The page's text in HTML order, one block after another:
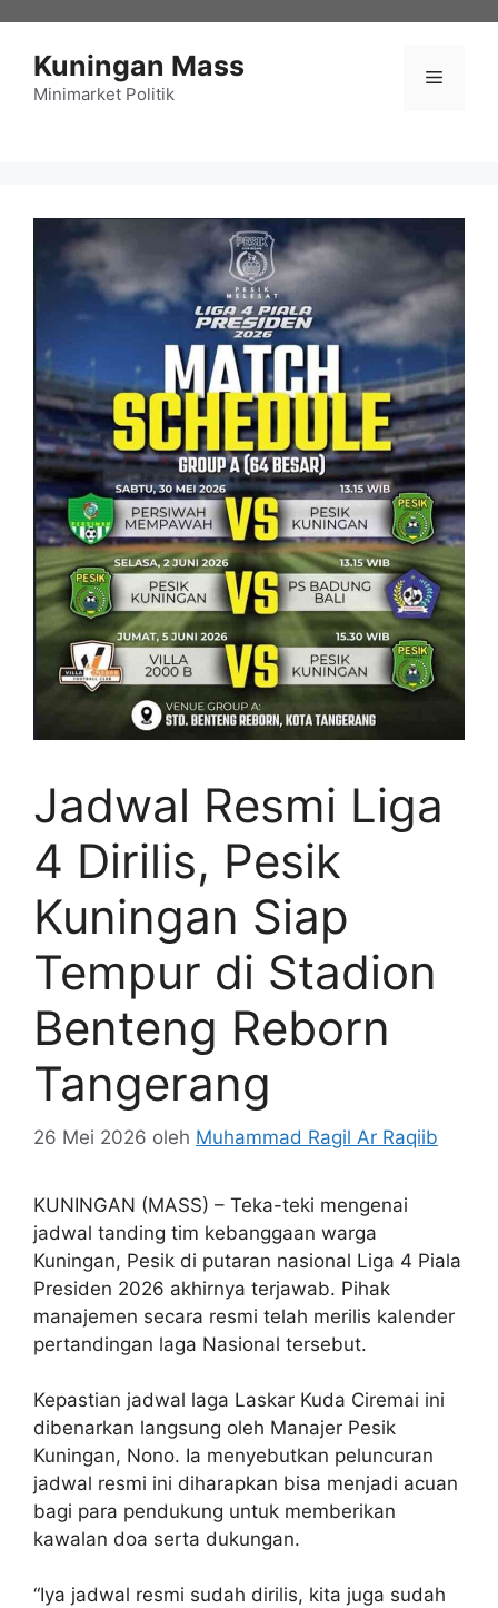
Kuningan Mass
Minimarket Politik
Menu
Jadwal Resmi Liga
4 Dirilis, Pesik
Kuningan Siap
Tempur di Stadion
Benteng Reborn
Tangerang
26 Mei 2026 oleh Muhammad Ragil Ar Raqiib
KUNINGAN (MASS) – Teka-teki mengenai
jadwal tanding tim kebanggaan warga
Kuningan, Pesik di putaran nasional Liga 4 Piala
Presiden 2026 akhirnya terjawab. Pihak
manajemen secara resmi telah merilis kalender
pertandingan laga Nasional tersebut.
Kepastian jadwal laga Laskar Kuda Ciremai ini
dibenarkan langsung oleh Manajer Pesik
Kuningan, Nono. Ia menyebutkan peluncuran
jadwal resmi ini diharapkan bisa menjadi acuan
bagi para pendukung untuk memberikan
kawalan doa serta dukungan.
“Iya jadwal resmi sudah dirilis, kita juga sudah